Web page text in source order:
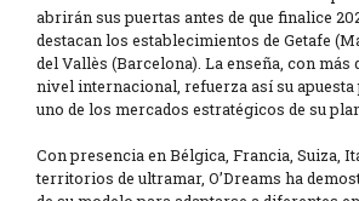
abrirán sus puertas antes de que finalice
destacan los establecimientos de Getafe
del Vallès (Barcelona). La enseña, con más
nivel internacional, refuerza así su apuesta
uno de los mercados estratégicos de su
Con presencia en Bélgica, Francia, Suiza,
territorios de ultramar, O’Dreams ha